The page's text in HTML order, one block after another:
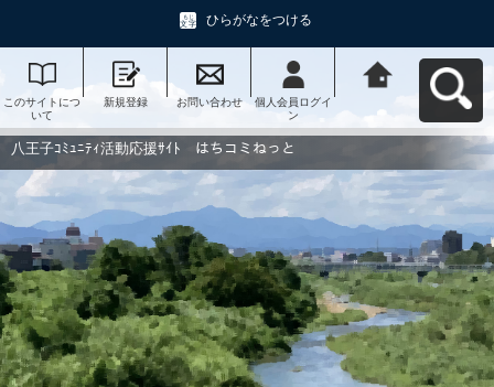
ひらがなをつける
このサイトにつ
いて
新規登録 お問い合わせ
個人会員ログイ
ン
動応援ｻｲﾄ はち
コミねっとへ戻
八王子ｺﾐｭﾆﾃｨ活動応援ｻｲﾄ はちコミねっと